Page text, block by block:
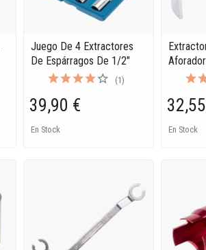
Juego De 4 Extractores
De Espárragos De 1/2"
(1)
39,90 €
En Stock En Stock